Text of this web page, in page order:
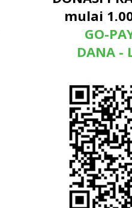
mulai
GO-
DANA -